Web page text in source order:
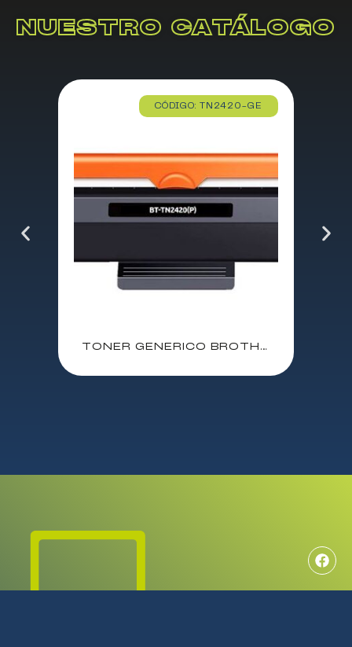
NUESTRO CATÁLOGO
CÓDIGO: TN2420-GE
TONER GENERICO BROTHER NEGRO HLL2310D / HLL72350DW / HLL2370DN / HLL2375DW / DCPL2510D / DCPL2530DW / DCPL2550DN / MFCL2710DW / MFCL2730DW / MFCL2750DW / (TN2420-GE)